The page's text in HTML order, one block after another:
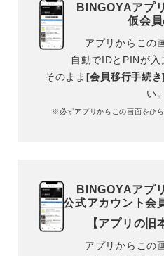
カテゴリ
BINGOYAアプ
仮会
アプリからこの
自動でIDとPINが入
そのまま [会員移行手続き]
い。
※必ずアプリからこの画面をひ
BINGOYAアプ
公式アカウント会
【アプリの旧
アプリからこの